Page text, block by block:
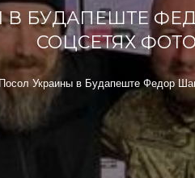
БУДАПЕШТЕ
СОЦСЕТЯХ
Посол Украины в Будапеште Федор